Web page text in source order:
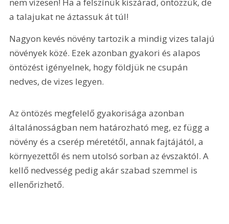
a talajukat ne áztassuk át túl!
Nagyon kevés növény tartozik a mindig vizes talajú
növények közé. Ezek azonban gyakori és alapos
öntözést igényelnek, hogy földjük ne csupán
nedves, de vizes legyen.
Az öntözés megfelelő gyakorisága azonban
általánosságban nem határozható meg, ez függ a
növény és a cserép méretétől, annak fajtájától, a
környezettől és nem utolsó sorban az évszaktól. A
kellő nedvesség pedig akár szabad szemmel is
ellenőrizhető.